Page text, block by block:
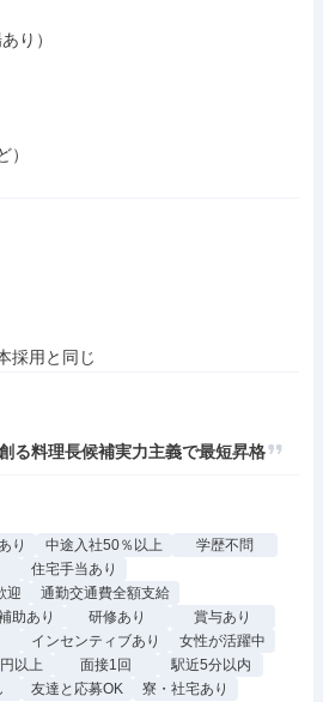
り）
）
る料理長候補実力主義で最短昇格
り 中途入社50％以上
学歴不問
住宅手当あり
迎
通勤交通費全額支給
助あり 研修あり
賞与あり
インセンティブあり
女性が活躍中
以上 面接1回
駅近5分以内
友達と応募OK
寮・社宅あり